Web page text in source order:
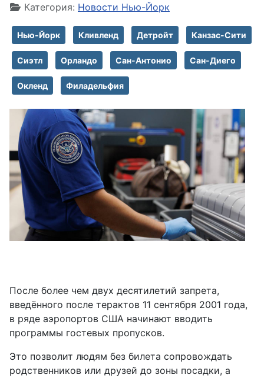
Категория: Новости Нью-Йорк
Нью-Йорк Кливленд Детройт Канзас-Сити
Сиэтл Орландо Сан-Антонио Сан-Диего
Окленд Филадельфия
После более чем двух десятилетий запрета,
введённого после терактов 11 сентября 2001 года,
в ряде аэропортов США начинают вводить
программы гостевых пропусков.
Это позволит людям без билета сопровождать
родственников или друзей до зоны посадки, а